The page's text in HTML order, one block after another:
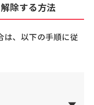
除する方法
は、以下の手順に従